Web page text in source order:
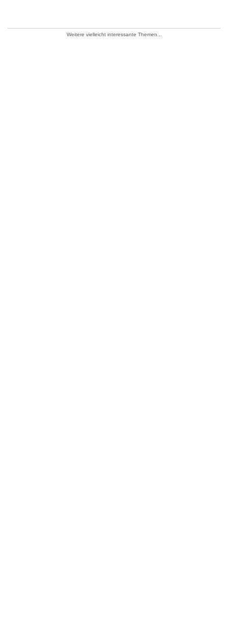
Weitere vielleicht interessante Themen...